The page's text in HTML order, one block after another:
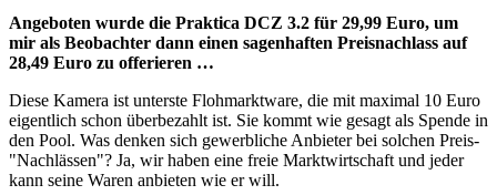
Angeboten wurde die Praktica DCZ 3.2 für 29,99 Euro, um
mir als Beobachter dann einen sagenhaften Preisnachlass auf
28,49 Euro zu offerieren …
Diese Kamera ist unterste Flohmarktware, die mit maximal 10 Euro
eigentlich schon überbezahlt ist. Sie kommt wie gesagt als Spende in
den Pool. Was denken sich gewerbliche Anbieter bei solchen Preis-
"Nachlässen"? Ja, wir haben eine freie Marktwirtschaft und jeder
kann seine Waren anbieten wie er will.